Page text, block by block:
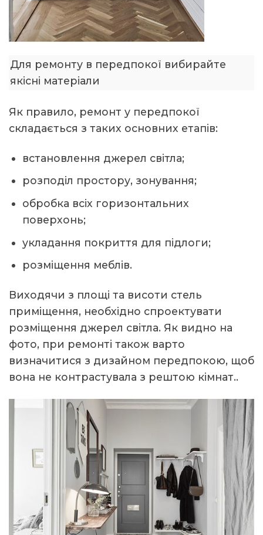
Для ремонту в передпокої вибирайте
якісні матеріали
Як правило, ремонт у передпокої
складається з таких основних етапів:
встановлення джерел світла;
розподіл простору, зонування;
обробка всіх горизонтальних
поверхонь;
укладання покриття для підлоги;
розміщення меблів.
Виходячи з площі та висоти стель
приміщення, необхідно спроектувати
розміщення джерел світла. Як видно на
фото, при ремонті також варто
визначитися з дизайном передпокою, щоб
вона не контрастувала з рештою кімнат..